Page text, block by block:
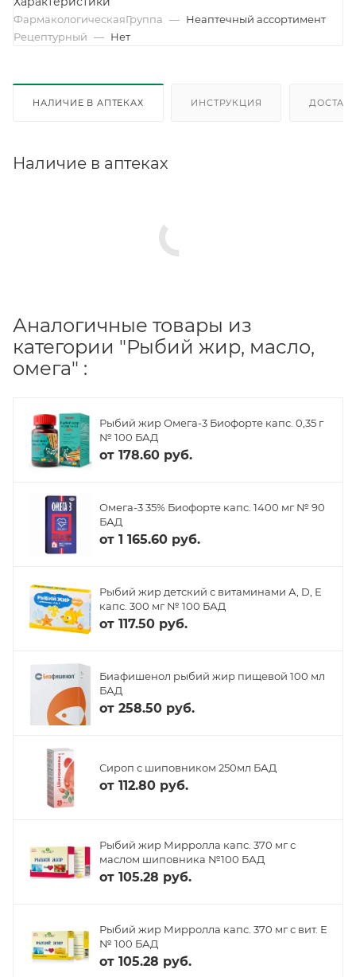
ФармакологическаяГруппа — Неаптечный ассортимент
Рецептурный — Нет
НАЛИЧИЕ В АПТЕКАХ ИНСТРУКЦИЯ
Наличие в аптеках
Аналогичные товары из
категории "Рыбий жир, масло,
омега" :
Рыбий жир Омега-3 Биофорте капс. 0,35 г
№ 100 БАД
от 178.60 руб.
Омега-3 35% Биофорте капс. 1400 мг № 90
БАД
от 1 165.60 руб.
Рыбий жир детский с витаминами А, D, Е
капс. 300 мг № 100 БАД
от 117.50 руб.
Биафишенол рыбий жир пищевой 100 мл
БАД
от 258.50 руб.
Сироп с шиповником 250мл БАД
от 112.80 руб.
Рыбий жир Мирролла капс. 370 мг с
маслом шиповника №100 БАД
от 105.28 руб.
Рыбий жир Мирролла капс. 370 мг с вит. Е
№ 100 БАД
от 105.28 руб.